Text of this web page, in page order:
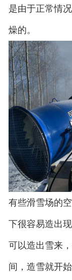
是由于正常情
燥的。
有些滑雪场的
下很容易造出
可以造出雪来
间，造雪就开